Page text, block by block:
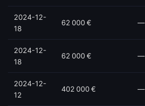
2024-12-
18
62 000 € —
2024-12-
18
62 000 € —
2024-12-
12
402 000 € —